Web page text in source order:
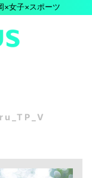
×女子×スポーツ